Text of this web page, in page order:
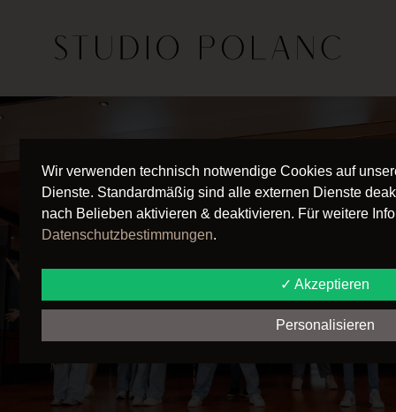
Wir verwenden technisch notwendige Cookies auf
Dienste. Standardmäßig sind alle externen Dienste
nach Belieben aktivieren & deaktivieren. Für weitere
Datenschutzbestimmungen.
✓ Akzeptieren
Personalisieren